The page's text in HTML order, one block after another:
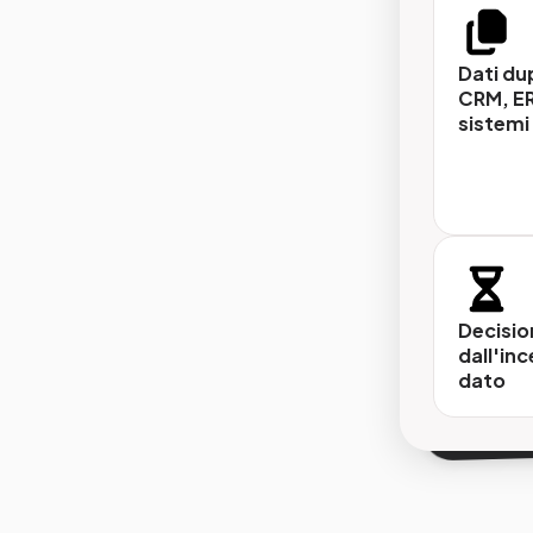
Hub
Un
Data
dati,
Dati
CRM,
sistemi
dato